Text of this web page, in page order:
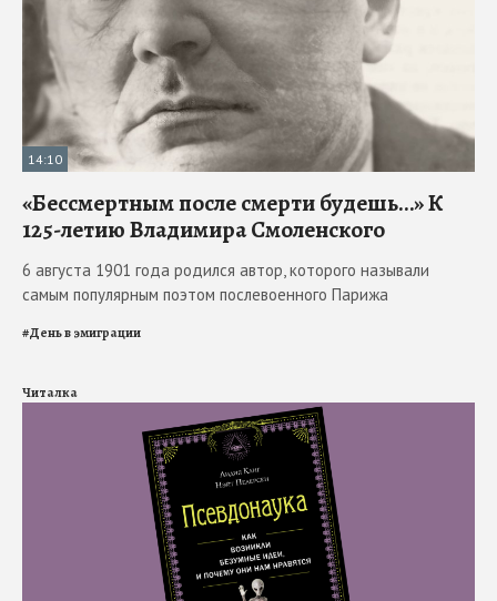
14:10
«Бессмертным после смерти будешь…» К
125-летию Владимира Смоленского
6 августа 1901 года родился автор, которого называли
самым популярным поэтом послевоенного Парижа
#День в эмиграции
Читалка